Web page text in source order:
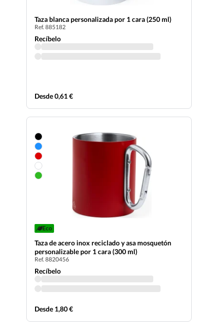
Taza blanca personalizada por 1 cara (250 ml)
Ref. 885182
Recíbelo
Desde 0,61 €
Eco
Taza de acero inox reciclado y asa mosquetón
personalizable por 1 cara (300 ml)
Ref. 8820456
Recíbelo
Desde 1,80 €